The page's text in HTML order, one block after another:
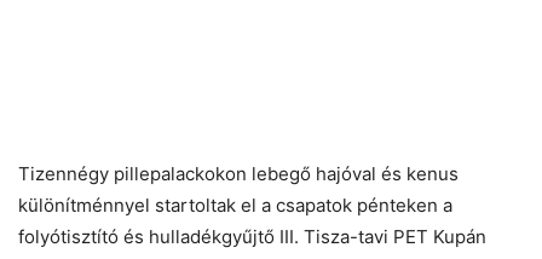
Tizennégy pillepalackokon lebegő hajóval és kenus
különítménnyel startoltak el a csapatok pénteken a
folyótisztító és hulladékgyűjtő III. Tisza-tavi PET Kupán